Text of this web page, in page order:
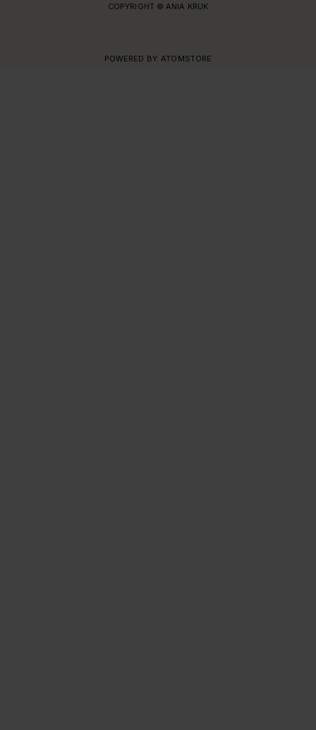
COPYRIGHT © ANIA KRUK
POWERED BY: ATOMSTORE